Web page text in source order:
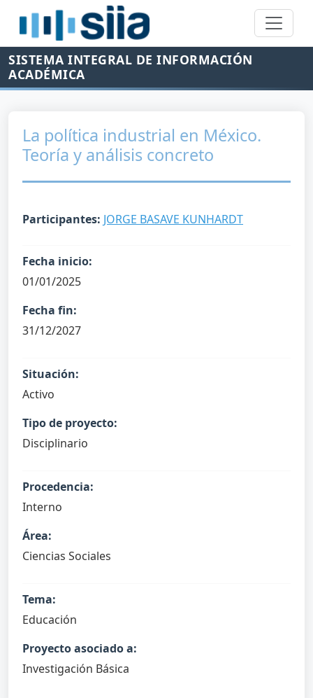
SISTEMA INTEGRAL DE INFORMACIÓN
ACADÉMICA
La política industrial en México.
Teoría y análisis concreto
Participantes: JORGE BASAVE KUNHARDT
Fecha inicio:
01/01/2025
Fecha fin:
31/12/2027
Situación:
Activo
Tipo de proyecto:
Disciplinario
Procedencia:
Interno
Área:
Ciencias Sociales
Tema:
Educación
Proyecto asociado a:
Investigación Básica